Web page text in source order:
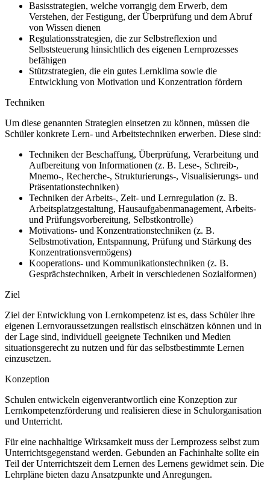
Basisstrategien, welche vorrangig dem Erwerb, dem
Verstehen, der Festigung, der Überprüfung und dem Abruf
von Wissen dienen
Regulationsstrategien, die zur Selbstreflexion und
Selbststeuerung hinsichtlich des eigenen Lernprozesses
befähigen
Stützstrategien, die ein gutes Lernklima sowie die
Entwicklung von Motivation und Konzentration fördern
Techniken
Um diese genannten Strategien einsetzen zu können, müssen die
Schüler konkrete Lern- und Arbeitstechniken erwerben. Diese sind:
Techniken der Beschaffung, Überprüfung, Verarbeitung und
Aufbereitung von Informationen (z. B. Lese-, Schreib-,
Mnemo-, Recherche-, Strukturierungs-, Visualisierungs- und
Präsentationstechniken)
Techniken der Arbeits-, Zeit- und Lernregulation (z. B.
Arbeitsplatzgestaltung, Hausaufgabenmanagement, Arbeits-
und Prüfungsvorbereitung, Selbstkontrolle)
Motivations- und Konzentrationstechniken (z. B.
Selbstmotivation, Entspannung, Prüfung und Stärkung des
Konzentrationsvermögens)
Kooperations- und Kommunikationstechniken (z. B.
Gesprächstechniken, Arbeit in verschiedenen Sozialformen)
Ziel
Ziel der Entwicklung von Lernkompetenz ist es, dass Schüler ihre
eigenen Lernvoraussetzungen realistisch einschätzen können und in
der Lage sind, individuell geeignete Techniken und Medien
situationsgerecht zu nutzen und für das selbstbestimmte Lernen
einzusetzen.
Konzeption
Schulen entwickeln eigenverantwortlich eine Konzeption zur
Lernkompetenzförderung und realisieren diese in Schulorganisation
und Unterricht.
Für eine nachhaltige Wirksamkeit muss der Lernprozess selbst zum
Unterrichtsgegenstand werden. Gebunden an Fachinhalte sollte ein
Teil der Unterrichtszeit dem Lernen des Lernens gewidmet sein. Die
Lehrpläne bieten dazu Ansatzpunkte und Anregungen.